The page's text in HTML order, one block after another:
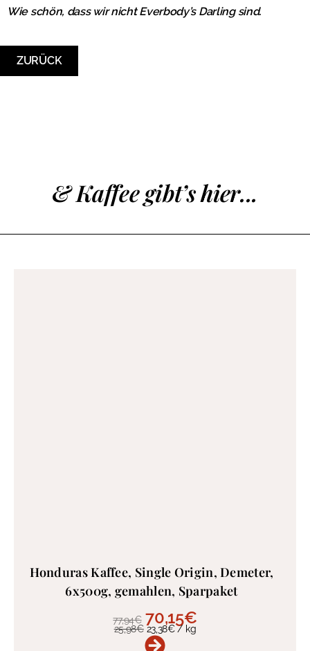
Wie schön, dass wir nicht Everbody’s Darling sind.
ZURÜCK
& Kaffee gibt’s hier...
Honduras Kaffee, Single Origin, Demeter,
6x500g, gemahlen, Sparpaket
77,94€ 70,15€
25,98€ 23,38€/ kg